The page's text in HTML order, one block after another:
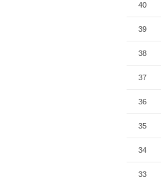
40
39
38
37
36
35
34
33